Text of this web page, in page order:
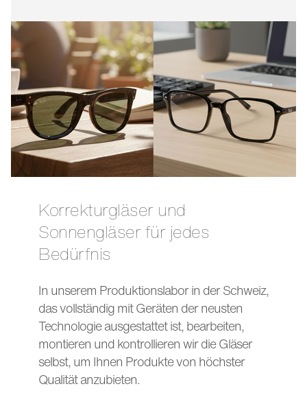
Korrekturgläser und
Sonnengläser für jedes
Bedürfnis
In unserem Produktionslabor in der Schweiz,
das vollständig mit Geräten der neusten
Technologie ausgestattet ist, bearbeiten,
montieren und kontrollieren wir die Gläser
selbst, um Ihnen Produkte von höchster
Qualität anzubieten.